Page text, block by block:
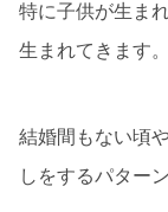
特に子供が生ま
生まれてきます。
結婚間もない頃
しをするパター